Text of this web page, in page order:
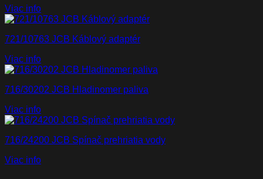
Viac info
721/10763 JCB Káblový adaptér
Viac info
716/30202 JCB Hladinomer paliva
Viac info
716/24200 JCB Spínač prehriatia vody
Viac info